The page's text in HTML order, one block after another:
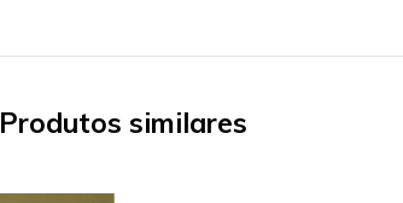
Produtos similares